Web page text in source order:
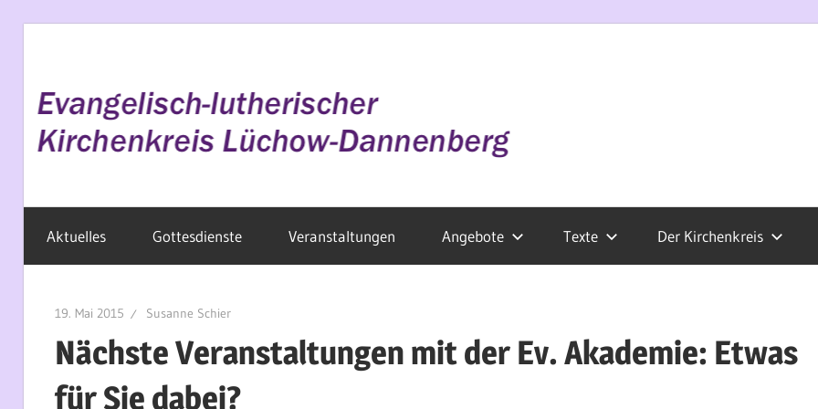
springen
Wendland
Aktuelles Gottesdienste Veranstaltungen Angebote Texte Der Kirchenkreis
19. Mai 2015 Susanne Schier
Nächste Veranstaltungen mit der Ev. Akademie: Etwas
für Sie dabei?